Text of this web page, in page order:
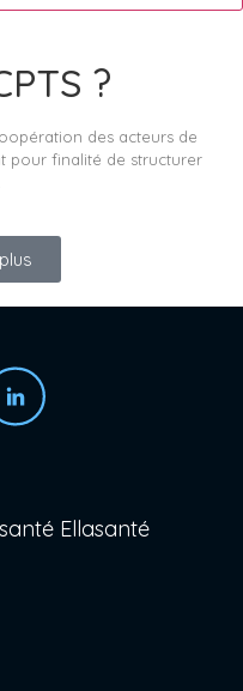
?
des acteurs de
pour finalité de structurer
Ellasanté